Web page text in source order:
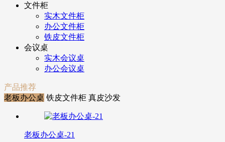
文件柜
实木文件柜
办公文件柜
铁皮文件柜
会议桌
实木会议桌
办公会议桌
产品推荐
老板办公桌 铁皮文件柜 真皮沙发
老板办公桌-21